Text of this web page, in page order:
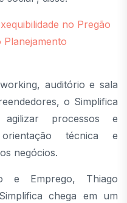
no Pregão
auditório e sala
o Simplifica
agilizar processos e
técnica e
negócios.
e Emprego, Thiago
chega em um